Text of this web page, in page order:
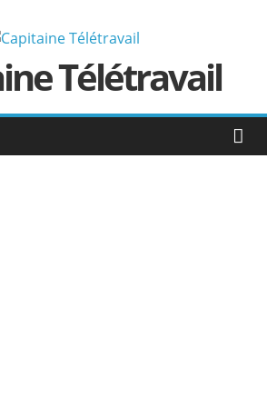
Télétravail